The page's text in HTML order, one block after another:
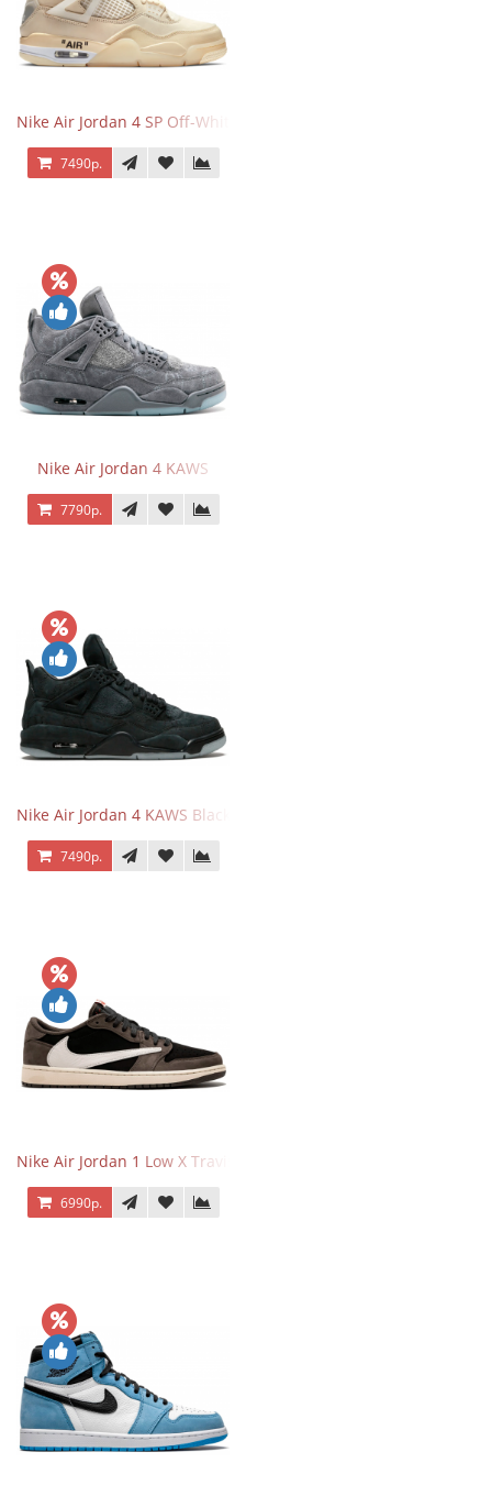
Nike Air Jordan 4 SP Off-White Sail
7490р.
Nike Air Jordan 4 KAWS
7790р.
Nike Air Jordan 4 KAWS Black
7490р.
Nike Air Jordan 1 Low X Travis Scott
6990р.